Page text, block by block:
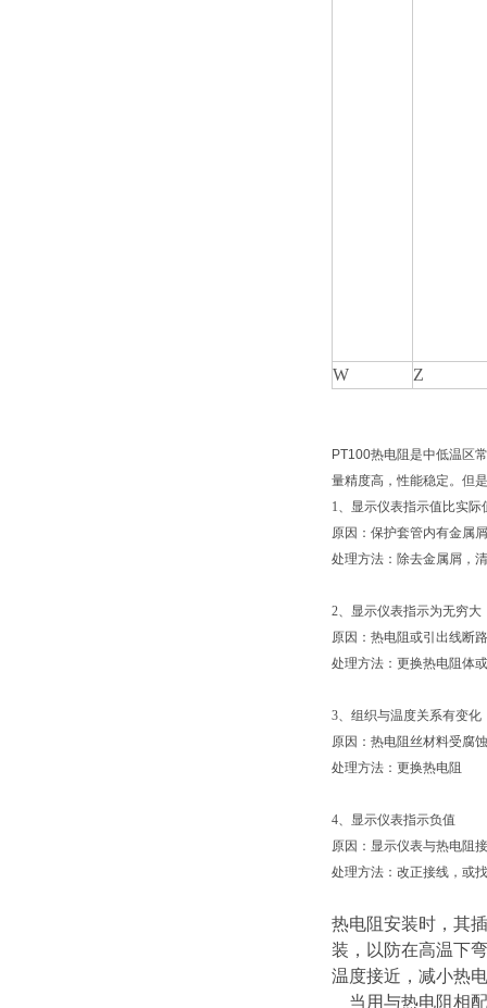
W Z
PT100热电阻是中低温区
量精度高，性能稳定。但
1、显示仪表指示值比实际
原因：保护套管内有金属
处理方法：除去金属屑，
2、显示仪表指示为无穷大
原因：热电阻或引出线断
处理方法：更换热电阻体
3、组织与温度关系有变化
原因：热电阻丝材料受腐
处理方法：更换热电阻
4、显示仪表指示负值
原因：显示仪表与热电阻
处理方法：改正接线，或
热电阻安装时，其
装，以防在高温下
温度接近，减小热
当用与热电阻相